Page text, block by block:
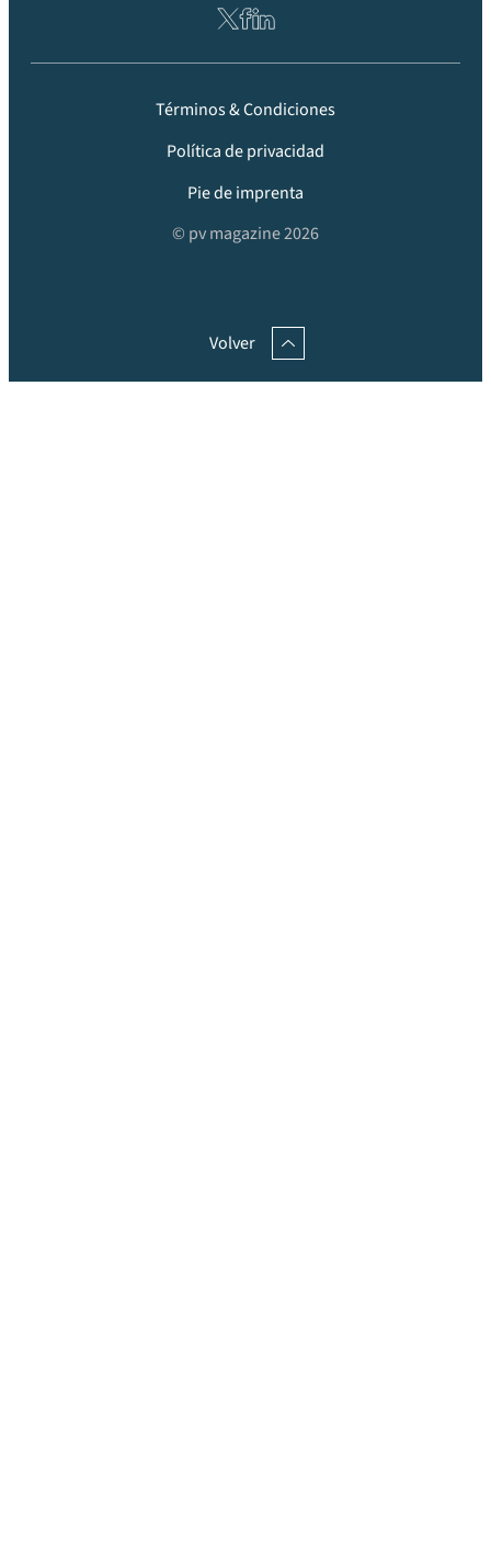
Términos & Condiciones
Política de privacidad
Pie de imprenta
© pv magazine 2026
Volver